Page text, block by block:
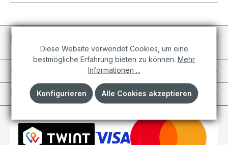
Individuelle Projekte
Informationen
Kundenkonto
Diese Website verwendet Cookies, um eine
bestmögliche Erfahrung bieten zu können. Mehr
Informationen ...
Konfigurieren Alle Cookies akzeptieren